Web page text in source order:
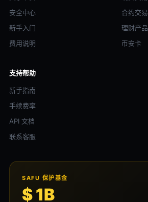
安全中心
新手入门
费用说明
合约交易
理财产品
币安卡
支持帮助
新手指南
手续费率
API 文档
联系客服
SAFU 保护基金
$ 1B